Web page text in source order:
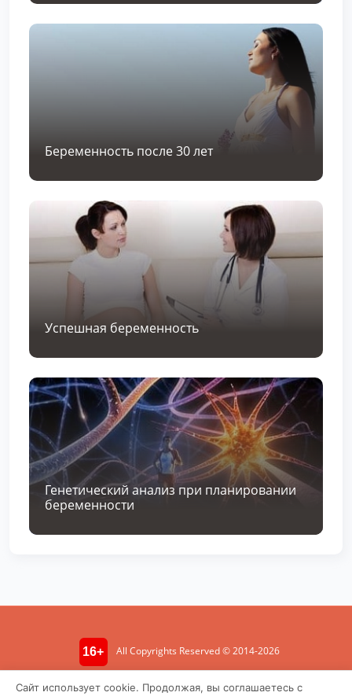
Беременность после 30 лет
Успешная беременность
Генетический анализ при планировании
беременности
16+
All Copyrights Reserved © 2014-2026
медицинской консультацией.
Сайт использует cookie. Продолжая, вы соглашаетесь с